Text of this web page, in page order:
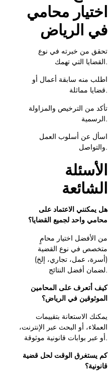
اختيار محامي
في الرياض
تحقق من خبرته في نوع
القضايا التي تهمك.
اطلب منه سابقة أعمال أو
قضايا مماثلة.
تأكد من الترخيص والمزاولة
الرسمية.
اسأل عن أسلوب العمل
والتواصل.
الأسئلة
الشائعة
هل يمكنني الاعتماد على
محامي واحد لجميع القضايا؟
من الأفضل اختيار محامٍ
متخصص في نوع القضية
(أسرة، عمل، تجاري، إلخ)
لضمان أفضل النتائج.
كيف أتعرف على المحامين
الموثوقين في الرياض؟
يمكنك الاستعانة بتقييمات
العملاء، أو البحث عبر الإنترنت،
أو عبر بوابات قانونية موثوقة.
كم يستغرق الوقت لحل قضية
قانونية؟